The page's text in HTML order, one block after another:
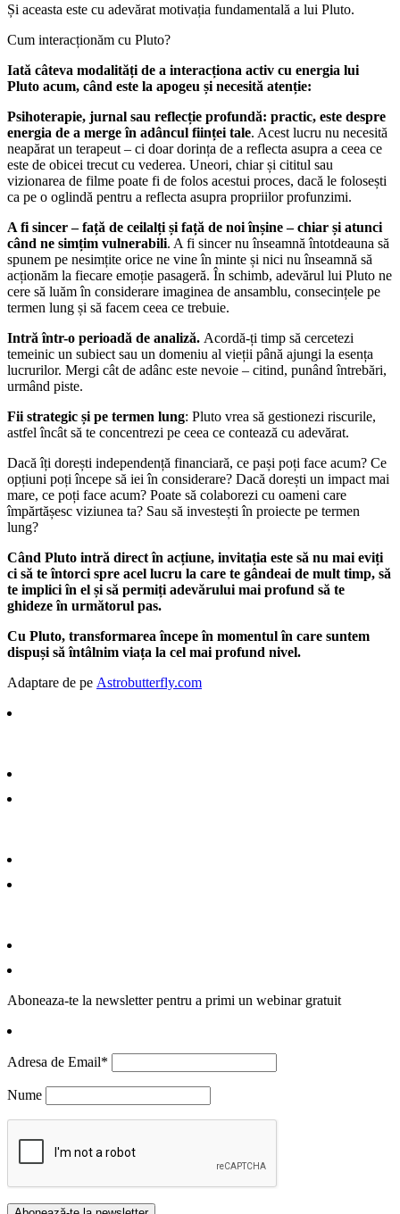
Și aceasta este cu adevărat motivația fundamentală a lui Pluto.
Cum interacționăm cu Pluto?
Iată câteva modalități de a interacționa activ cu energia lui
Pluto acum, când este la apogeu și necesită atenție:
Psihoterapie, jurnal sau reflecție profundă: practic, este despre
energia de a merge în adâncul ființei tale. Acest lucru nu necesită
neapărat un terapeut – ci doar dorința de a reflecta asupra a ceea ce
este de obicei trecut cu vederea. Uneori, chiar și cititul sau
vizionarea de filme poate fi de folos acestui proces, dacă le folosești
ca pe o oglindă pentru a reflecta asupra propriilor profunzimi.
A fi sincer – față de ceilalți și față de noi înșine – chiar și atunci
când ne simțim vulnerabili. A fi sincer nu înseamnă întotdeauna să
spunem pe nesimțite orice ne vine în minte și nici nu înseamnă să
acționăm la fiecare emoție pasageră. În schimb, adevărul lui Pluto ne
cere să luăm în considerare imaginea de ansamblu, consecințele pe
termen lung și să facem ceea ce trebuie.
Intră într-o perioadă de analiză. Acordă-ți timp să cercetezi
temeinic un subiect sau un domeniu al vieții până ajungi la esența
lucrurilor. Mergi cât de adânc este nevoie – citind, punând întrebări,
urmând piste.
Fii strategic și pe termen lung: Pluto vrea să gestionezi riscurile,
astfel încât să te concentrezi pe ceea ce contează cu adevărat.
Dacă îți dorești independență financiară, ce pași poți face acum? Ce
opțiuni poți începe să iei în considerare? Dacă dorești un impact mai
mare, ce poți face acum? Poate să colaborezi cu oameni care
împărtășesc viziunea ta? Sau să investești în proiecte pe termen
lung?
Când Pluto intră direct în acțiune, invitația este să nu mai eviți
ci să te întorci spre acel lucru la care te gândeai de mult timp, să
te implici în el și să permiți adevărului mai profund să te
ghideze în următorul pas.
Cu Pluto, transformarea începe în momentul în care suntem
dispuși să întâlnim viața la cel mai profund nivel.
Adaptare de pe Astrobutterfly.com
Aboneaza-te la newsletter pentru a primi un webinar gratuit
Adresa de Email*
Nume